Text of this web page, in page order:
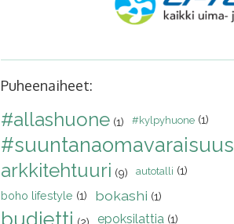
Puheenaiheet:
#allashuone (1) #kylpyhuone (1)
#suuntanaomavaraisuus
arkkitehtuuri (9) autotalli (1)
boho lifestyle (1) bokashi (1)
epoksilattia (1)